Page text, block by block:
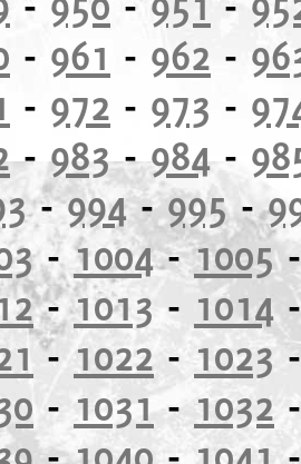
- 961 - 962 -
- 972 - 973 -
-983-984-
-994-995-
-1004-1005
-1013 - 1014
- 1022-1023
- 1031-1032